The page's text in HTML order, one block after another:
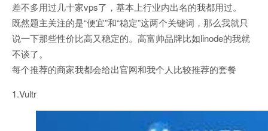
差不多用过几十家vps了，基本上行业内出名的我都用过。
既然题主关注的是“便宜”和“稳定”这两个关键词，那么我就只
说一下那些性价比高又稳定的。高富帅品牌比如linode的我就
不谈了。
每个推荐的商家我都会给出官网和我个人比较推荐的套餐
1.Vultr